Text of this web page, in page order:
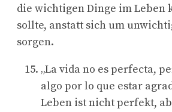
die wichtigen Dinge im Leben
sollte, anstatt sich um
sorgen.
„La vida no es perfecta,
algo por lo que estar
Leben ist nicht perfekt,